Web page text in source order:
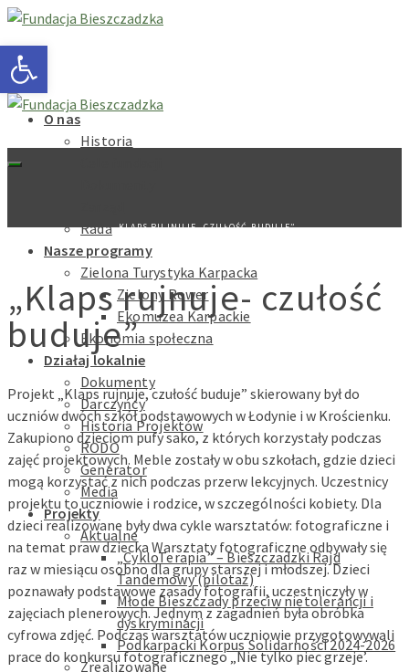
O nas
Historia
Rada
Nasze programy
Zielona Turystyka Karpacka
Zielony Rower
Ekomuzea Karpackie
Ekonomia społeczna
Działaj lokalnie
Dokumenty
Darczyńcy
Historia Projektów
RODO
Generator
Media
Projekty
Aktualne
„CykloTerapia” – Bieszczadzki Rajd
Tandemowy (pilotaż)
Młode Bieszczady przeciw nietolerancji i
dyskryminacji
Podkarpacki Korpus Solidarności 2024-2026
Zrealizowane
„KLAPS RUJNUJE- CZUŁOŚĆ BUDUJE”
„Klaps rujnuje- czułość
buduje”
Projekt „Klaps rujnuje, czułość buduje” skierowany był do
uczniów dwóch szkół podstawowych w Łodynie i w Krościenku.
Zakupiono dzieciom pufy sako, z których korzystały podczas
zajęć projektowych. Meble zostały w obu szkołach, gdzie dzieci
mogą korzystać z nich podczas przerw lekcyjnych. Uczestnicy
projektu to uczniowie i rodzice, w szczególności kobiety. Dla
dzieci realizowane były dwa cykle warsztatów: fotograficzne i
na temat praw dziecka Warsztaty fotograficzne odbywały się
raz w miesiącu osobno dla grupy starszej i młodszej. Dzieci
poznawały podstawowe zasady fotografii, uczestniczyły w
zajęciach plenerowych. Jednym z zagadnień była obróbka
cyfrowa zdjęć. Podczas warsztatów uczniowie przygotowywali
prace do konkursu fotograficznego „Nie tylko piec grzeje’.
Otwórz pasek narzędzi